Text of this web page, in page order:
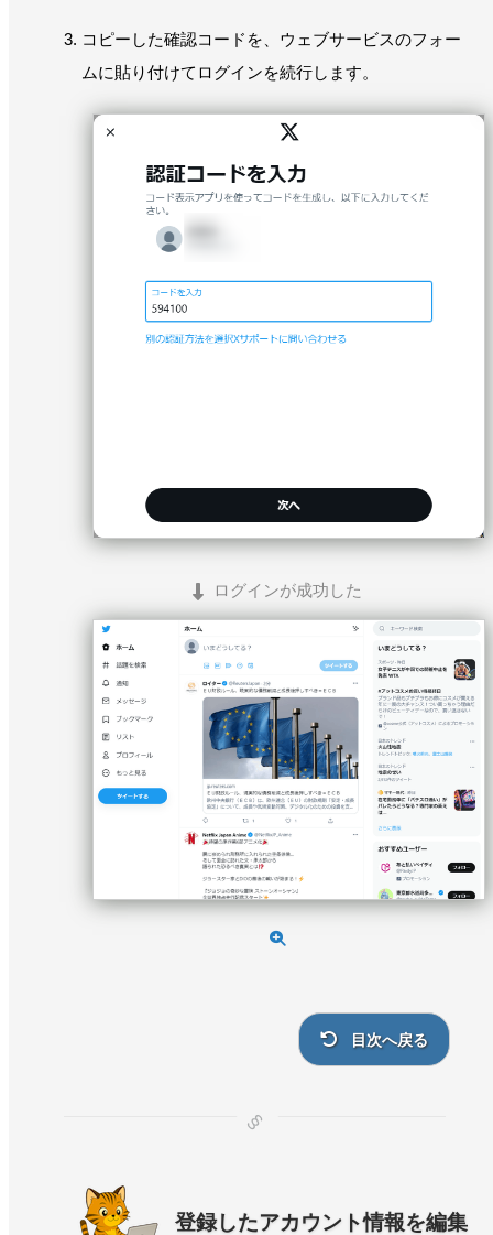
コピーした確認コードを、ウェブサービスのフォー
ムに貼り付けてログインを続行します。
ログインが成功した
目次へ戻る
登録したアカウント情報を編集